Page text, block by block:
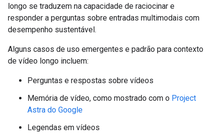
longo se traduzem na capacidade de raciocinar e
responder a perguntas sobre entradas multimodais com
desempenho sustentável.
Alguns casos de uso emergentes e padrão para contexto
de vídeo longo incluem:
Perguntas e respostas sobre vídeos
Memória de vídeo, como mostrado com o Project
Astra do Google
Legendas em vídeos